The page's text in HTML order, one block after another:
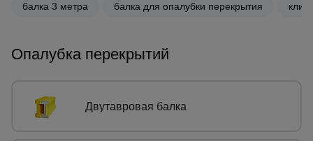
балка 3 метра балка для опалубки перекрытия
Опалубка перекрытий
Двутавровая балка
тенты,
брезенты